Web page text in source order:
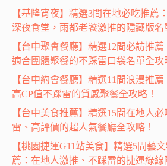
【基隆宵夜】精選3間在地必吃推薦
深夜食堂，雨都老饕激推的隱藏版名
【台中聚會餐廳】精選12間必訪推薦
適合團體聚餐的不踩雷口袋名單全攻
【台中約會餐廳】精選11間浪漫推薦
高CP值不踩雷的質感聚餐全攻略！
【台中美食推薦】精選15間在地人
雷、高評價的超人氣餐廳全攻略！
【桃園捷運G11站美食】精選5間藝
薦：在地人激推、不踩雷的捷運綠線